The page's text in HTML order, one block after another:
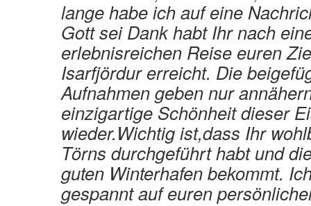
lange habe ich auf eine
Gott sei Dank habt Ihr nach
erlebnisreichen Reise euren
Isarfjördur erreicht. Die
Aufnahmen geben nur
einzigartige Schönheit dieser
wieder.Wichtig ist,dass Ihr
Törns durchgeführt habt und
guten Winterhafen bekommt.
gespannt auf euren